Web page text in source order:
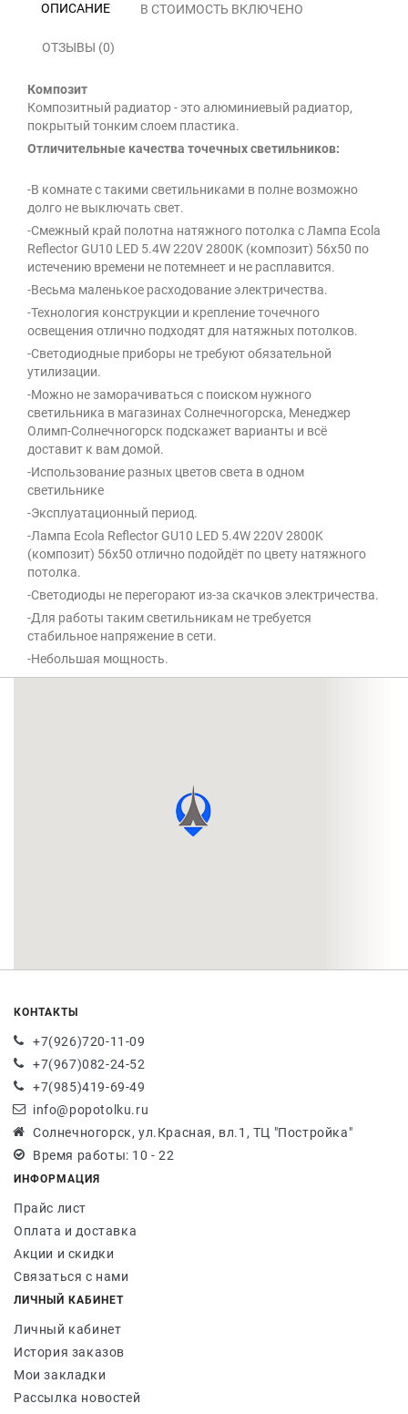
ОПИСАНИЕ В СТОИМОСТЬ ВКЛЮЧЕНО
ОТЗЫВЫ (0)
Композит
Композитный радиатор - это алюминиевый радиатор,
покрытый тонким слоем пластика.
Отличительные качества точечных светильников:
-В комнате с такими светильниками в полне возможно
долго не выключать свет.
-Смежный край полотна натяжного потолка с Лампа Ecola
Reflector GU10 LED 5.4W 220V 2800K (композит) 56x50 по
истечению времени не потемнеет и не расплавится.
-Весьма маленькое расходование электричества.
-Технология конструкции и крепление точечного
освещения отлично подходят для натяжных потолков.
-Светодиодные приборы не требуют обязательной
утилизации.
-Можно не заморачиваться с поиском нужного
светильника в магазинах Солнечногорска, Менеджер
Олимп-Солнечногорск подскажет варианты и всё
доставит к вам домой.
-Использование разных цветов света в одном
светильнике
-Эксплуатационный период.
-Лампа Ecola Reflector GU10 LED 5.4W 220V 2800K
(композит) 56x50 отлично подойдёт по цвету натяжного
потолка.
-Светодиоды не перегорают из-за скачков электричества.
-Для работы таким светильникам не требуется
стабильное напряжение в сети.
-Небольшая мощность.
КОНТАКТЫ
+7(926)720-11-09
+7(967)082-24-52
+7(985)419-69-49
info@popotolku.ru
Солнечногорск, ул.Красная, вл.1, ТЦ "Постройка"
Время работы: 10 - 22
ИНФОРМАЦИЯ
Прайс лист
Оплата и доставка
Акции и скидки
Связаться с нами
ЛИЧНЫЙ КАБИНЕТ
Личный кабинет
История заказов
Мои закладки
Рассылка новостей